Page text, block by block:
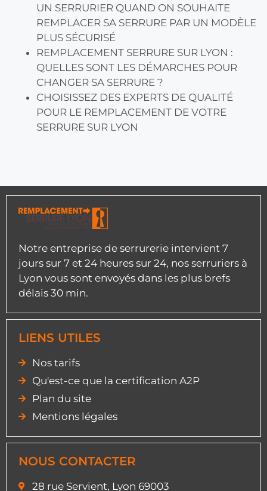
UN SERRURIER QUAND ON SOUHAITE
REMPLACER SA SERRURE PAR UN MODÈLE
PLUS SÉCURISÉ
REMPLACEMENT SERRURE SUR LYON :
QUELLES SONT LES DÉMARCHES POUR
CHANGER SA SERRURE ?
CHOISISSEZ DES EXPERTS DE QUALITÉ
POUR LE REMPLACEMENT DE VOTRE
SERRURE SUR LYON
Notre entreprise de serrurerie intervient 7
jours sur 7 et 24 heures sur 24, nos serruriers à
Lyon vous sont envoyés dans les plus brefs
délais 30 min.
LIENS UTILES
Nos tarifs
Qu'est-ce que la certification A2P
Plan du site
Mentions légales
NOUS CONTACTER
28 rue Servient, Lyon 69003